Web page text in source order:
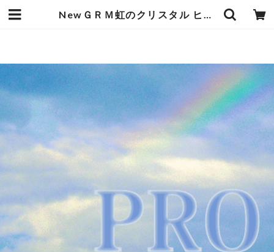
NewＧＲＭ虹のクリスタル ヒーリング プロヒーラー養成6日間コース 初級 受講参加チケットです。（マスターコース修了者） | missionspase